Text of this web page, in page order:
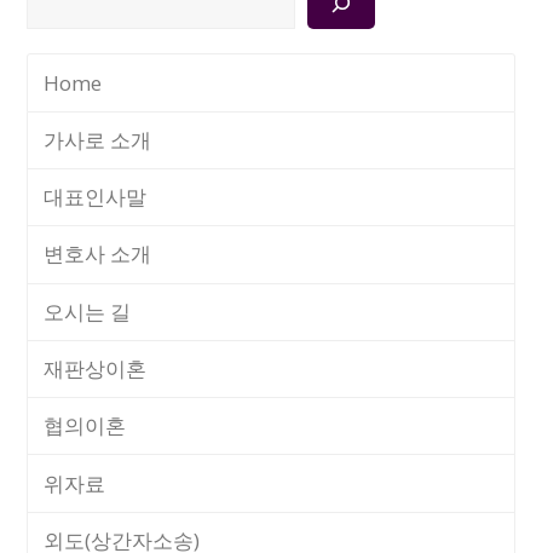
Home
가사로 소개
대표인사말
변호사 소개
오시는 길
재판상이혼
협의이혼
위자료
외도(상간자소송)